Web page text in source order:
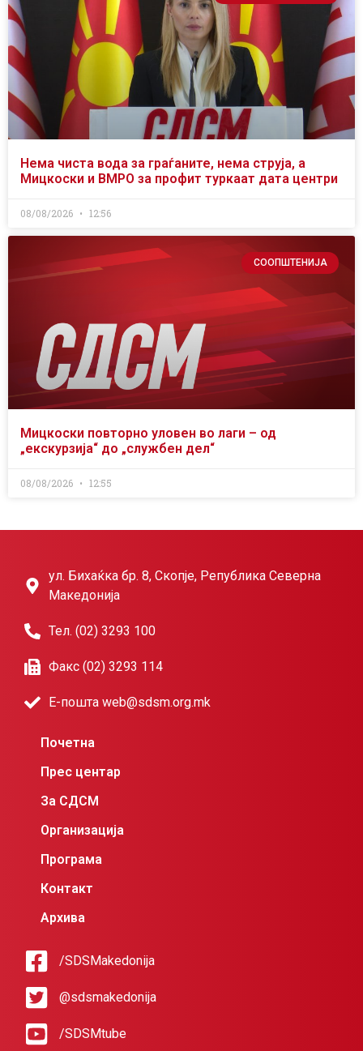
Нема чиста вода за граѓаните, нема струја, а
Мицкоски и ВМРО за профит туркаат дата центри
08/08/2026 12:56
СООПШТЕНИЈА
Мицкоски повторно уловен во лаги – од
„екскурзија“ до „службен дел“
08/08/2026 12:55
ул. Бихаќка бр. 8, Скопје, Република Северна
Македонија
Тел. (02) 3293 100
Факс (02) 3293 114
Е-пошта web@sdsm.org.mk
Почетна
Прес центар
За СДСМ
Организација
Програма
Контакт
Архива
/SDSMakedonija
@sdsmakedonija
/SDSMtube